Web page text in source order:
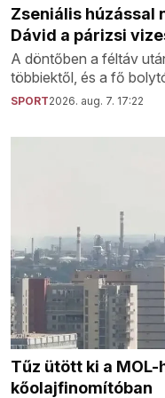
Zseniális húzással
Dávid a párizsi
A döntőben a féltáv
többiektől, és a fő
SPORT2026. aug. 7. 17:22
Tűz ütött ki a
kőolajfinomítóban